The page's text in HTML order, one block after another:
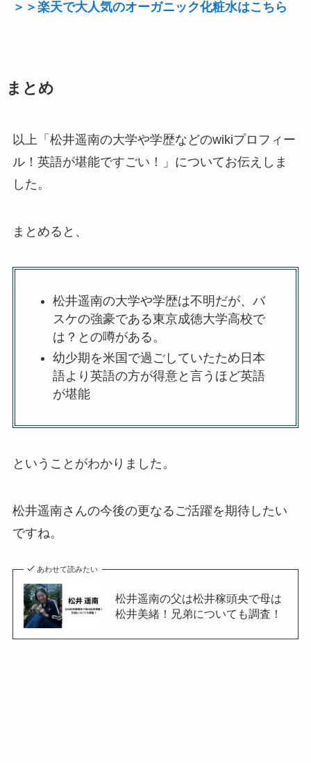
＞＞楽天で大人気のオーガニック化粧水はこちら
まとめ
以上「松井遥南の大学や学歴などのwikiプロフィー
ル！英語が堪能ですごい！」についてお伝えしま
した。
まとめると、
松井遥南の大学や学歴は不明だが、バ
スケの強豪である東京成徳大学高校で
は？との噂がある。
幼少期を米国で過ごしていたため日本
語より英語の方が得意と言うほど英語
が堪能
ということがわかりました。
松井遥南さんの今後の更なるご活躍を期待したい
ですね。
あわせて読みたい
松井遥南の父は松井稼頭央で母は
松井美緒！兄弟についても調査！